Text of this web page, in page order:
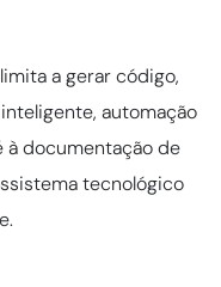
a gerar código,
automação
à documentação de
tecnológico